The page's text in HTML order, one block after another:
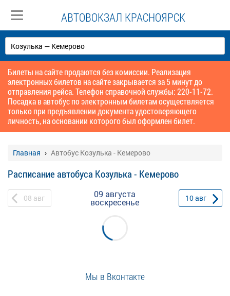
АВТОВОКЗАЛ КРАСНОЯРСК
Билеты на сайте продаются без комиссии. Реализация
электронных билетов на сайте закрывается за 5 минут до
отправления рейса. Телефон справочной службы: 220-11-72.
Посадка в автобус по электронным билетам осуществляется
только при предъявлении документа удостоверяющего
личность, на основании которого был оформлен билет.
Главная Автобус Козулька - Кемерово
Расписание автобуса Козулька - Кемерово
08 авг 09 августа
воскресенье 10авг
Мы в Вконтакте